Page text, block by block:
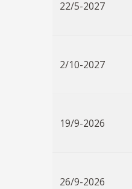
22/5-2027
2/10-2027
19/9-2026
26/9-2026